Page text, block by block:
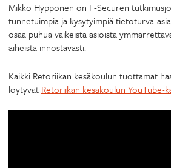
Mikko Hyppönen on F-Securen
tunnetuimpia ja kysytyimpiä tietoturva-
osaa puhua vaikeista asioista
aiheista innostavasti.
Kaikki Retoriikan kesäkoulun tuottamat
löytyvät Retoriikan kesäkoulun YouTube-